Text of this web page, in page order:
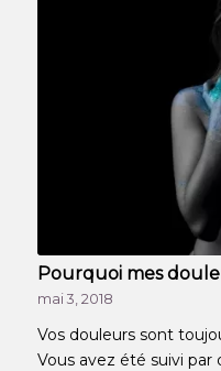
Pourquoi mes
mai 3, 2018
Vos douleurs sont
Vous avez été suivi